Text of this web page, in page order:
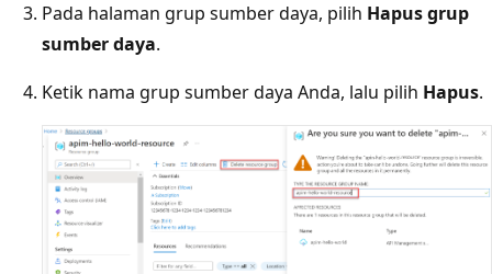
Pada halaman grup sumber daya, pilih Hapus grup
sumber daya.
Ketik nama grup sumber daya Anda, lalu pilih Hapus.